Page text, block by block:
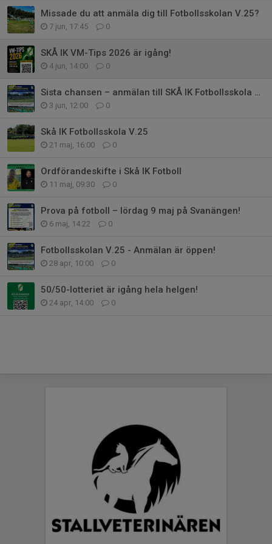
Missade du att anmäla dig till Fotbollsskolan V.25?
7 jun, 17:45 0
SKÅ IK VM-Tips 2026 är igång!
4 jun, 14:00 0
Sista chansen – anmälan till SKÅ IK Fotbollsskola 2026 stänger 7 juni!
3 jun, 12:00 0
Skå IK Fotbollsskola V.25
21 maj, 16:00 0
Ordförandeskifte i Skå IK Fotboll
11 maj, 09:30 0
Prova på fotboll – lördag 9 maj på Svanängen!
6 maj, 14:22 0
Fotbollsskolan V.25 - Anmälan är öppen!
28 apr, 10:00 0
50/50-lotteriet är igång hela helgen!
24 apr, 14:00 0